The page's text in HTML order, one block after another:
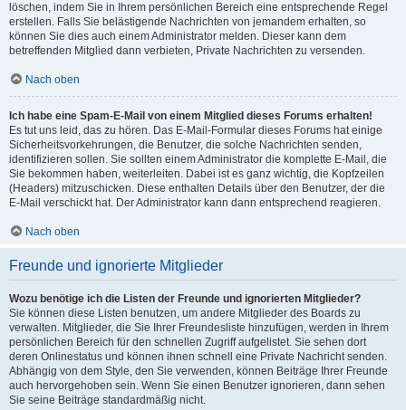
löschen, indem Sie in Ihrem persönlichen Bereich eine entsprechende Regel
erstellen. Falls Sie belästigende Nachrichten von jemandem erhalten, so
können Sie dies auch einem Administrator melden. Dieser kann dem
betreffenden Mitglied dann verbieten, Private Nachrichten zu versenden.
Nach oben
Ich habe eine Spam-E-Mail von einem Mitglied dieses Forums erhalten!
Es tut uns leid, das zu hören. Das E-Mail-Formular dieses Forums hat einige
Sicherheitsvorkehrungen, die Benutzer, die solche Nachrichten senden,
identifizieren sollen. Sie sollten einem Administrator die komplette E-Mail, die
Sie bekommen haben, weiterleiten. Dabei ist es ganz wichtig, die Kopfzeilen
(Headers) mitzuschicken. Diese enthalten Details über den Benutzer, der die
E-Mail verschickt hat. Der Administrator kann dann entsprechend reagieren.
Nach oben
Freunde und ignorierte Mitglieder
Wozu benötige ich die Listen der Freunde und ignorierten Mitglieder?
Sie können diese Listen benutzen, um andere Mitglieder des Boards zu
verwalten. Mitglieder, die Sie Ihrer Freundesliste hinzufügen, werden in Ihrem
persönlichen Bereich für den schnellen Zugriff aufgelistet. Sie sehen dort
deren Onlinestatus und können ihnen schnell eine Private Nachricht senden.
Abhängig von dem Style, den Sie verwenden, können Beiträge Ihrer Freunde
auch hervorgehoben sein. Wenn Sie einen Benutzer ignorieren, dann sehen
Sie seine Beiträge standardmäßig nicht.